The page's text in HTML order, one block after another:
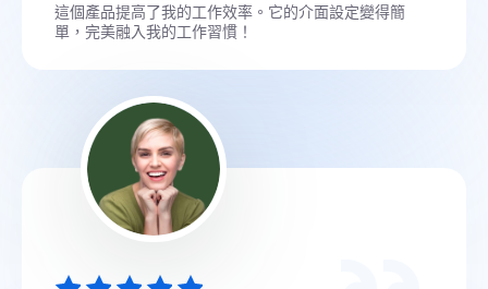
這個產品提高了我的工作效率。它的介面設定變得簡
單，完美融入我的工作習慣！